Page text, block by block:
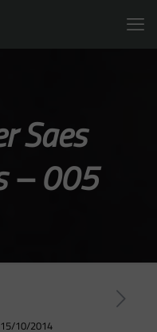
Saes
– 005
15/10/2014